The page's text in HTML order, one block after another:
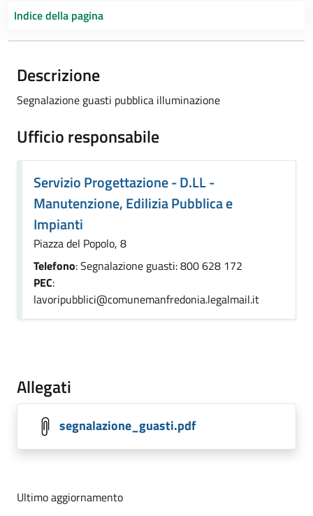
Indice della pagina
Descrizione
Segnalazione guasti pubblica illuminazione
Ufficio responsabile
Servizio Progettazione - D.LL -
Manutenzione, Edilizia Pubblica e
Impianti
Piazza del Popolo, 8
Telefono: Segnalazione guasti: 800 628 172
PEC:
lavoripubblici@comunemanfredonia.legalmail.it
Allegati
segnalazione_guasti.pdf
Ultimo aggiornamento